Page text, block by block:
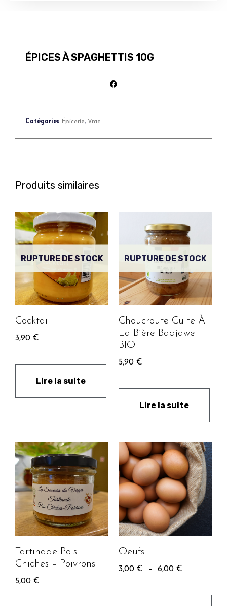
ÉPICES À SPAGHETTIS 10G
Catégories Épicerie, Vrac
Produits similaires
RUPTURE DE STOCK
Cocktail
3,90 €
Lire la suite
RUPTURE DE STOCK
Choucroute Cuite À
La Bière Badjawe
BIO
5,90 €
Lire la suite
Tartinade Pois
Chiches – Poivrons
5,00 €
Oeufs
3,00 € – 6,00 €